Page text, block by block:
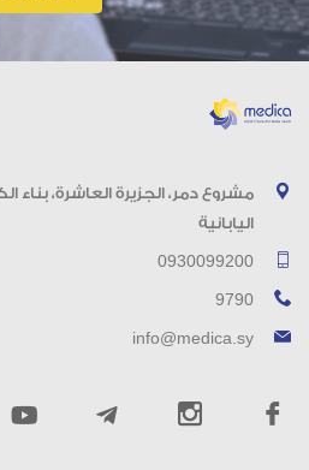
مشروع دمر، الجزيرة العاشرة، بناء
اليابانية
0930099200
9790
info@medica.sy